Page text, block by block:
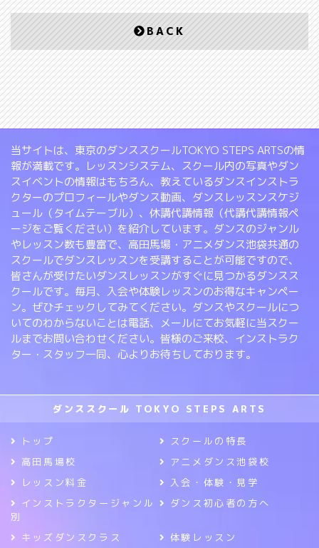
BACK
当サイトは、東京のダンススクールTOKYO STEPS ARTSの情
報が満載です。レッスンシステム、スクール内の写真やダン
スイベントの情報はもちろん、教えているダンスインストラ
クターのプロフィールやダンス動画、ダンスレッスンスケジ
ュール（タイムテーブル）、休講代講情報（代講代講情報ペ
ージをご覧ください）を紹介しています。ダンスのジャンル
やレッスン数も豊富で、高田馬場・アニメダンス池袋共通の
スクールでダンスレッスンを受講することが可能ですので、
皆さんが受けたいダンスレッスンがすぐに見つかるダンスス
クールです。毎月、入会や体験レッスンのお得なキャンペー
ン。ぜひチェックしてみてください。ダンスやスクールにつ
いてのわからないことは電話、メールにてお気軽に当スクー
ルまでお問い合わせください。皆様のご来校、インストラク
ター・スタッフ一同、心よりお待ちしております。
ダンススクール TOKYO STEPS ARTS
トップ
スクールの特長
高田馬場校
アニメダンス池袋校
レッスン料金
入会・体験・見学
インストラクタージャンル
別
ダンス初心者の方へ
キッズダンスクラス 体験レッスン